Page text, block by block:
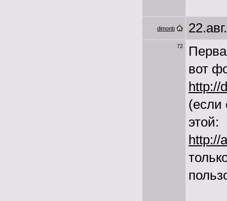
dimonb
72
вот
http://
(если
этой:
http://